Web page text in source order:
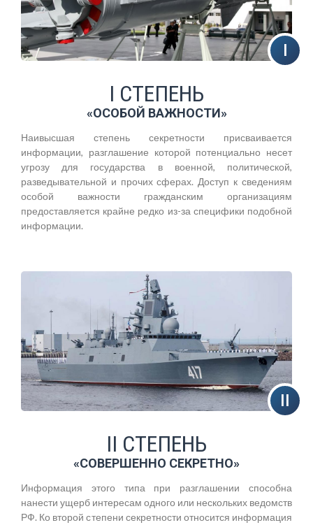
I СТЕПЕНЬ
«ОСОБОЙ ВАЖНОСТИ»
Наивысшая степень секретности присваивается
информации, разглашение которой потенциально несет
угрозу для государства в военной, политической,
разведывательной и прочих сферах. Доступ к сведениям
особой важности гражданским организациям
предоставляется крайне редко из-за специфики подобной
информации.
II СТЕПЕНЬ
«СОВЕРШЕННО СЕКРЕТНО»
Информация этого типа при разглашении способна
нанести ущерб интересам одного или нескольких ведомств
РФ. Ко второй степени секретности относится информация